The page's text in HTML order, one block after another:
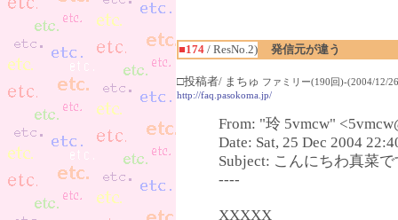
■174 / ResNo.2) 発信元が違う
□投稿者/ まちゅ ファミリー(190回)-(2004/12/
http://faq.pasokoma.jp/
From: "玲 5vmcw"
Date: Sat, 25 Dec 2004
Subject: こんにちわ真菜
----
XXXXX